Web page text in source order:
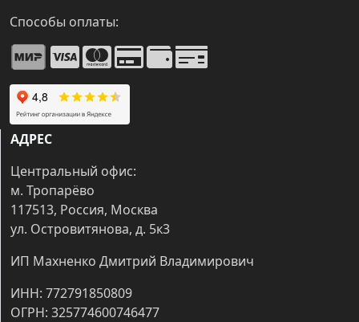
Способы оплаты:
АДРЕС
Центральный офис:
м. Тропарёво
117513, Россия, Москва
ул. Островитянова, д. 5к3
ИП Махненко Дмитрий Владимирович
ИНН: 772791850809
ОГРН: 325774600746477